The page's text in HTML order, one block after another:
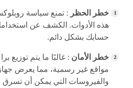
خطر الحظر : تمنع سياسة
هذه الأدوات. الكشف عن
حسابك بشكل دائم.
خطر الأمان : غالبًا ما يتم توزيع
مواقع غير رسمية، مما يعرض
والفيروسات التي يمكن أن تسرق